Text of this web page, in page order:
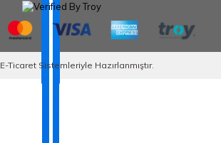
E-TicaretSistemleriyle Hazırlanmıştır.